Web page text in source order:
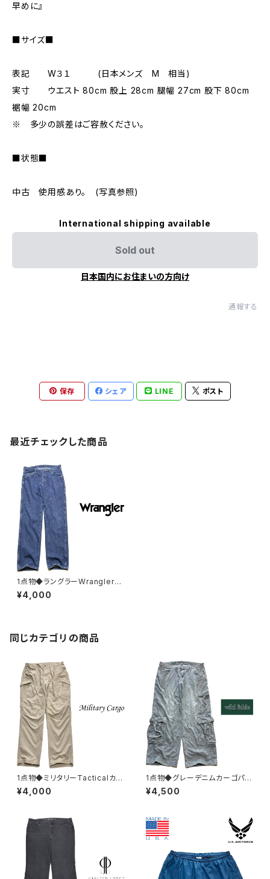
早めに』
■サイズ■
表記 W３１ (日本メンズ M 相当)
実寸 ウエスト 80cm 股上 28cm 腿幅 27cm 股下 80cm
裾幅 20cm
※ 多少の誤差はご容赦ください。
■状態■
中古 使用感あり。 (写真参照)
International shipping available
Sold out
日本国内にお住まいの方向け
通報する
保存 シェア LINE ポスト
最近チェックした商品
1点物◆ラングラーWranglerス
トレートジーンズ古着メンズ31
レディースOKアメカジブランド/
¥4,000
同じカテゴリの商品
1点物◆ミリタリーTacticalカー
ゴパンツ古着メンズ36レディー
スOKアメカジ90sストリートUS
¥4,000
1点物◆グレーデニムカーゴパン
ツWild Fableワイドバギージ
ーンズ古着メンズレディースOK
¥4,500